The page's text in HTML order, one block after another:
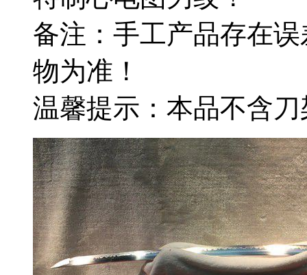
备注：手工产品存在
物为准！
温馨提示：本品不含